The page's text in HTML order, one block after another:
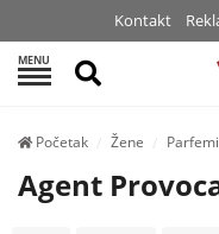
Kontakt
MENU Pretraži
Početak Žene Parfemi
Agent